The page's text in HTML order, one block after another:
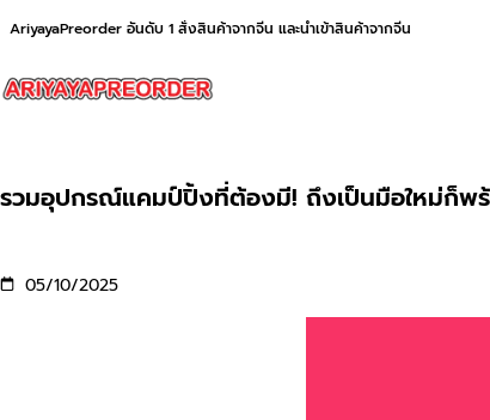
AriyayaPreorder อันดับ 1 สั่งสินค้าจากจีน และนำเข้าสินค้าจากจีน
รวมอุปกรณ์แคมป์ปิ้งที่ต้องมี! ถึงเป็นมือใหม่ก็พ
05/10/2025